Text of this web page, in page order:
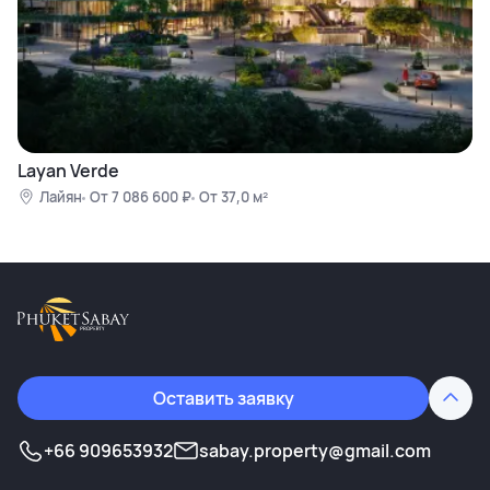
Layan Verde
Лайян От 7 086 600 ₽ От 37,0 м²
Оставить заявку
+66 909653932 sabay.property@gmail.com